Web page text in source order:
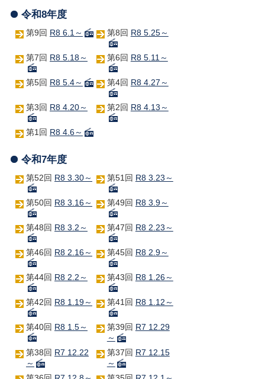
令和8年度
第9回 R8 6.1～ 第8回 R8 5.25～
第7回 R8 5.18～ 第6回 R8 5.11～
第5回 R8 5.4～ 第4回 R8 4.27～
第3回 R8 4.20～ 第2回 R8 4.13～
第1回 R8 4.6～
令和7年度
第52回 R8 3.30～ 第51回 R8 3.23～
第50回 R8 3.16～ 第49回 R8 3.9～
第48回 R8 3.2～ 第47回 R8 2.23～
第46回 R8 2.16～ 第45回 R8 2.9～
第44回 R8 2.2～ 第43回 R8 1.26～
第42回 R8 1.19～ 第41回 R8 1.12～
第40回 R8 1.5～ 第39回 R7 12.29
～
第38回 R7 12.22
～
第37回 R7 12.15
～